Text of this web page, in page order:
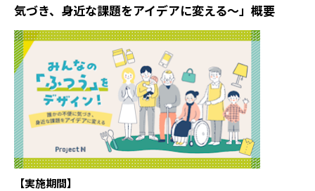
気づき、身近な課題をアイデアに変える〜」概要
【実施期間】